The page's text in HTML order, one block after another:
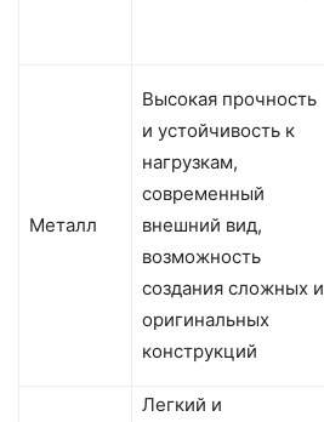
Металл
Высокая прочность
и устойчивость к
нагрузкам,
современный
внешний вид,
возможность
создания сложных и
оригинальных
конструкций
Легкий и